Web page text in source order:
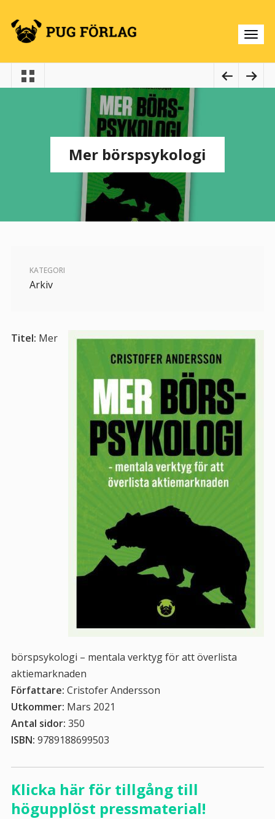
Mer börspsykologi
KATEGORI
Arkiv
Titel: Mer
börspsykologi – mentala verktyg för att överlista
aktiemarknaden
Författare: Cristofer Andersson
Utkommer: Mars 2021
Antal sidor: 350
ISBN: 9789188699503
Klicka här för tillgång till
högupplöst pressmaterial!